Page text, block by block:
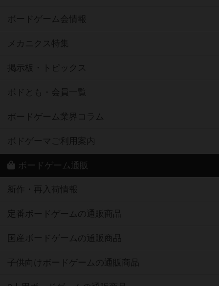
ボードゲーム会情報
メカニクス特集
掲示板・トピックス
ボドとも・会員一覧
ボードゲーム業界コラム
ボドゲーマご利用案内
ボードゲーム通販
新作・再入荷情報
定番ボードゲームの通販商品
国産ボードゲームの通販商品
子供向けボードゲームの通販商品